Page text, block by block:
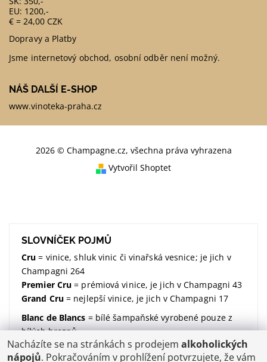
EU: 1200,-
€ = 24,00 CZK
Dopravy a Platby
Jsme internetový obchod, osobní odběr není možný.
NÁŠ DALŠÍ E-SHOP
www.vinoteka-praha.cz
2026 © Champagne.cz, všechna práva vyhrazena
Vytvořil Shoptet
SLOVNÍČEK POJMŮ
Cru = vinice, shluk vinic či vinařská vesnice; je jich v
Champagni 264
Premier Cru = prémiová vinice, je jich v Champagni 43
Grand Cru= nejlepší vinice, je jich v Champagni 17
Blanc de Blancs = bílé šampaňské vyrobené pouze z
bílých hroznů
Blanc de Noirs= bílé šampaňské vyrobené pouze z
modrých hroznů
Nacházíte se na stránkách s prodejem alkoholických
nápojů. Pokračováním v prohlížení potvrzujete, že vám